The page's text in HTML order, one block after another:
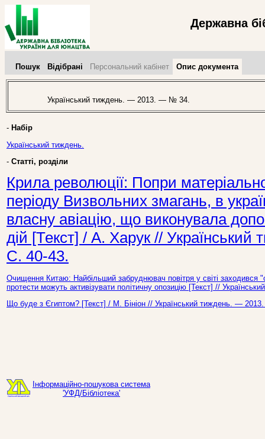
Державна
Пошук Відібрані Персональний кабінет Опис документа
Український тиждень. — 2013. — № 34.
- Набір
Український тиждень.
- Статті, розділи
Крила революції: Попри
періоду Визвольних змагань, в
власну авіацію, що виконувала
дій [Текст] / А. Харук //
С. 40-43.
Очищення Китаю: Найбільший забруднювач повітря у світі
протести можуть активізувати політичну опозицію [Текст] //
Що буде з Єгиптом? [Текст] / М. Бініон // Український тиждень. —
Інформаційно-пошукова система
'УФД/Бібліотека'